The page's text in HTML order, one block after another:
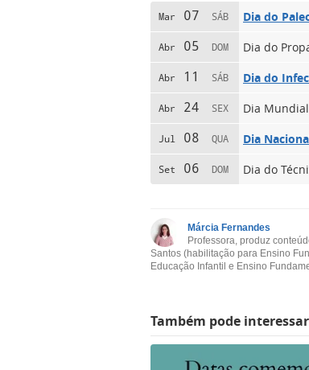
Mar 07 SÁB Dia do
Abr 05 DOM Dia do
Abr 11 SÁB Dia do
Abr 24 SEX Dia
Jul 08 QUA Dia
Set 06 DOM Dia do
Márcia Fernandes
Professora, produz
Santos (habilitação para Ensino
Educação Infantil e Ensino
Também pode interessar